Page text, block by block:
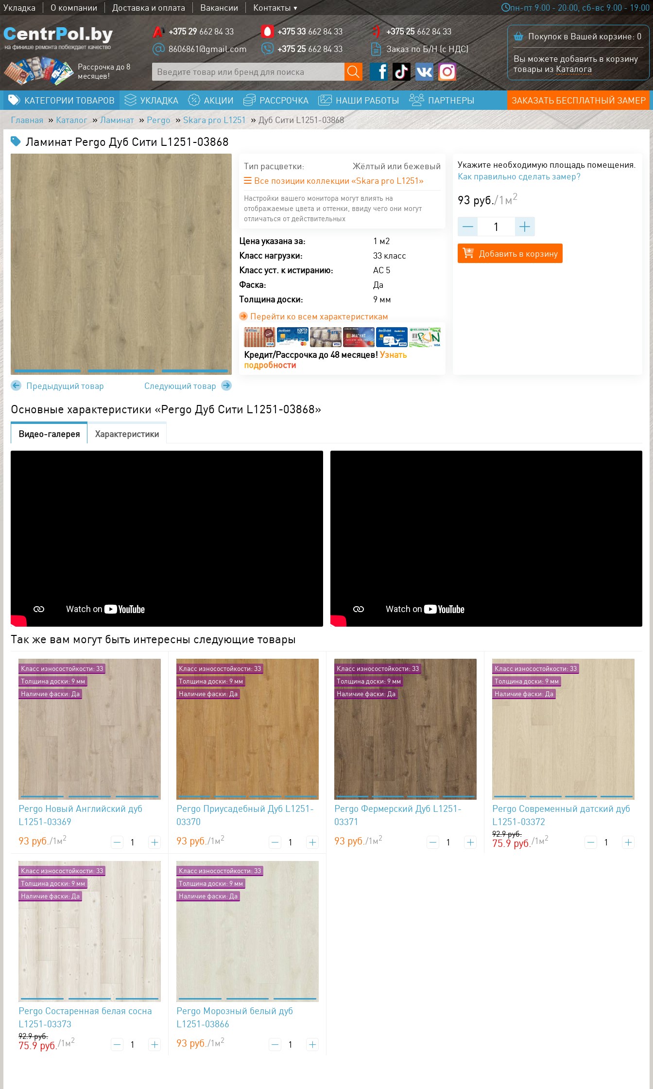
Укладка О компании Доставка и оплата Вакансии Контакты пн-пт 9:00 - 20:00, сб-вс 9:00 - 19:00
Рассрочка до 8
месяцев!
+375 29 662 84 33
8606861@gmail.com
+375 33 662 84 33
+375 25 662 84 33
+375 25 662 84 33
Заказ по Б/Н (с НДС)
Покупок в Вашей корзине: 0
Вы можете добавить в корзину
товары изКаталога
КАТЕГОРИИ ТОВАРОВ УКЛАДКА АКЦИИ РАССРОЧКА НАШИ РАБОТЫ ПАРТНЕРЫ
ЗАКАЗАТЬ БЕСПЛАТНЫЙ ЗАМЕР
Главная
Каталог Ламинат Pergo Skara pro L1251 Дуб Сити L1251-03868
Ламинат Pergo Дуб Сити L1251-03868
Предыдущий товар Следующий товар
Тип расцветки:
Жёлтый или бежевый
Все позиции коллекции «Skara pro L1251»
Настройки вашего монитора могут влиять на
отображаемые цвета и оттенки, ввиду чего они могут
отличаться от действительных
Цена указана за:
1 м2
Класс нагрузки:
33 класс
Класс уст. к истиранию:
AC 5
Фаска:
Да
Толщина доски:
9 мм
Перейти ко всем характеристикам
Халва -
рассрочка
на 3
Карта
покупок
-
Узнать
больше
Черепаха
-
больше
Магнит -
рассрочка
Кашалот
-
Кредит/Рассрочка до 48 месяцев! Узнать
подробности
Укажите необходимую площадь помещения.
Как правильно сделать замер?
93 руб./1м2
Добавить в корзину
Основные характеристики «Pergo Дуб Сити L1251-03868»
Видео-галерея Характеристики
Так же вам могут быть интересны следующие товары
Класс износостойкости: 33
Толщина доски: 9 мм
Наличие фаски: Да
Pergo Новый Английский дуб
L1251-03369
93 руб. /1м2
Класс износостойкости: 33
Толщина доски: 9 мм
Наличие фаски: Да
Pergo Приусадебный Дуб L1251-
03370
93 руб. /1м2
Класс износостойкости: 33
Толщина доски: 9 мм
Наличие фаски: Да
Pergo Фермерский Дуб L1251-
03371
93 руб. /1м2
Класс износостойкости: 33
Толщина доски: 9 мм
Наличие фаски: Да
Pergo Современный датский дуб
L1251-03372
75.9 руб.
92.9 руб.
/1м2
Класс износостойкости: 33
Толщина доски: 9 мм
Наличие фаски: Да
Pergo Состаренная белая сосна
L1251-03373
75.9 руб.
92.9 руб.
/1м2
Класс износостойкости: 33
Толщина доски: 9 мм
Наличие фаски: Да
Pergo Морозный белый дуб
L1251-03866
93 руб. /1м2